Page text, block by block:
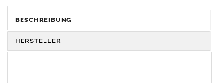
Extremwitterungsbeständig
Breite Gummiprofile an den Halterungen schützen die
Dachpfannenoberfläche vor Beschädigung.
BESCHREIBUNG
HERSTELLER